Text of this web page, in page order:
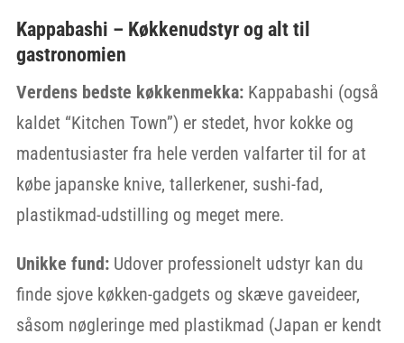
Kappabashi – Køkkenudstyr og alt til
gastronomien
Verdens bedste køkkenmekka:Kappabashi (også
kaldet “Kitchen Town”) er stedet, hvor kokke og
madentusiaster fra hele verden valfarter til for at
købe japanske knive, tallerkener, sushi-fad,
plastikmad-udstilling og meget mere.
Unikke fund:Udover professionelt udstyr kan du
finde sjove køkken-gadgets og skæve gaveideer,
såsom nøgleringe med plastikmad (Japan er kendt